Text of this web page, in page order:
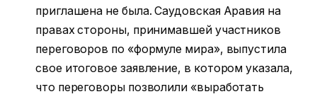
приглашена не была. Саудовская Аравия на
правах стороны, принимавшей участников
переговоров по «формуле мира», выпустила
свое итоговое заявление, в котором указала,
что переговоры позволили «выработать